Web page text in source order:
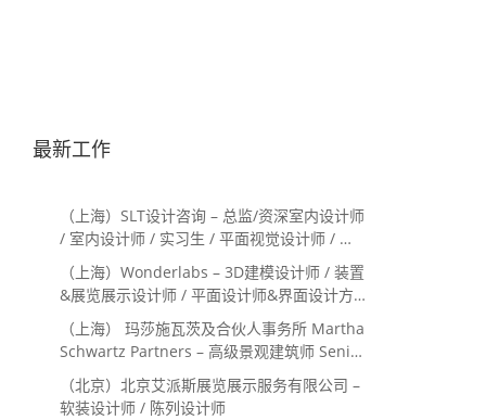
最新工作
（上海）SLT设计咨询 – 总监/资深室内设计师
/ 室内设计师 / 实习生 / 平面视觉设计师 / 项
目经理/中后期负责人 / 媒体公关负责人 / 服
务体验设计师
（上海）Wonderlabs – 3D建模设计师 / 装置
&展览展示设计师 / 平面设计师&界面设计方
向
（上海） 玛莎施瓦茨及合伙人事务所 Martha
Schwartz Partners – 高级景观建筑师 Senior
Landscape Designer / 景观建筑师
Landscape Designer
（北京）北京艾派斯展览展示服务有限公司 –
软装设计师 / 陈列设计师